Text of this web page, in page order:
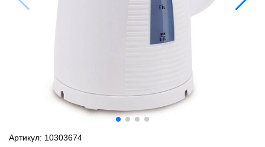
Артикул: 10303674